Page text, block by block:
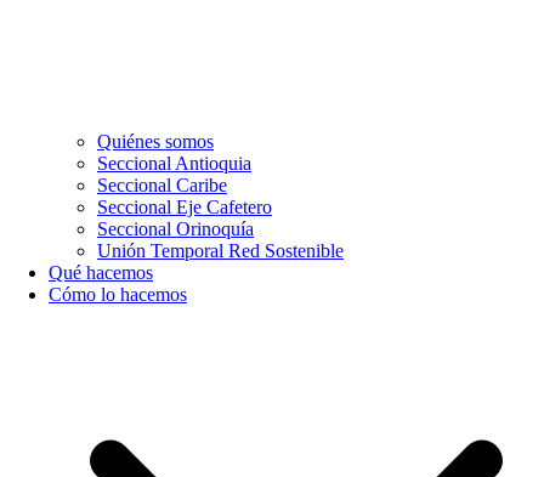
Quiénes somos
Seccional Antioquia
Seccional Caribe
Seccional Eje Cafetero
Seccional Orinoquía
Unión Temporal Red Sostenible
Qué hacemos
Cómo lo hacemos